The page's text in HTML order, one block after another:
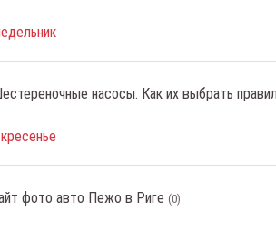
насосы. Как их выбрать
фото авто Пежо в Риге (0)